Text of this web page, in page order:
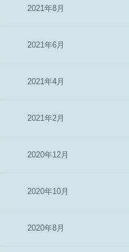
2021年8月
2021年6月
2021年4月
2021年2月
2020年12月
2020年10月
2020年8月